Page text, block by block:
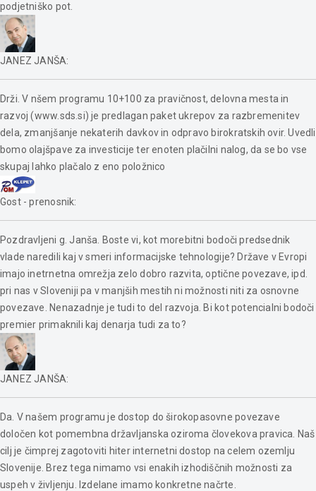
podjetniško pot.
JANEZ JANŠA:
Drži. V nšem programu 10+100 za pravičnost, delovna mesta in
razvoj (www.sds.si) je predlagan paket ukrepov za razbremenitev
dela, zmanjšanje nekaterih davkov in odpravo birokratskih ovir. Uvedli
bomo olajšpave za investicije ter enoten plačilni nalog, da se bo vse
skupaj lahko plačalo z eno položnico
Gost - prenosnik:
Pozdravljeni g. Janša. Boste vi, kot morebitni bodoči predsednik
vlade naredili kaj v smeri informacijske tehnologije? Države v Evropi
imajo inetrnetna omrežja zelo dobro razvita, optične povezave, ipd.
pri nas v Sloveniji pa v manjših mestih ni možnosti niti za osnovne
povezave. Nenazadnje je tudi to del razvoja. Bi kot potencialni bodoči
premier primaknili kaj denarja tudi za to?
JANEZ JANŠA:
Da. V našem programu je dostop do širokopasovne povezave
določen kot pomembna državljanska oziroma človekova pravica. Naš
cilj je čimprej zagotoviti hiter internetni dostop na celem ozemlju
Slovenije. Brez tega nimamo vsi enakih izhodiščnih možnosti za
uspeh v življenju. Izdelane imamo konkretne načrte.